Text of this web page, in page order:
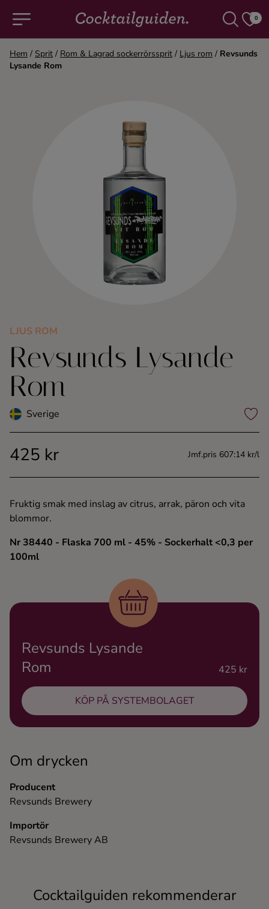
0
COCKTAILS & DRINKAR
Rom
Shots
Tequila
Whisky
Ingredienser
Hem / Sprit / Rom & Lagrad sockerrörssprit / Ljus rom / Revsunds
Lysande Rom
LJUS ROM
Revsunds Lysande
Rom
Sverige
425 kr Jmf.pris 607:14 kr/l
Fruktig smak med inslag av citrus, arrak, päron och vita
blommor.
Nr 38440 - Flaska 700 ml - 45% - Sockerhalt <0,3 per
100ml
Om drycken
Producent
Revsunds Brewery
Importör
Revsunds Brewery AB
Revsunds Lysande
Rom
425 kr
KÖP PÅ SYSTEMBOLAGET
Cocktailguiden rekommenderar